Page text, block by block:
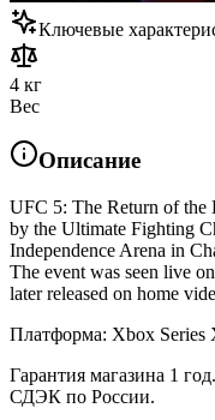
Ключевые
4 кг
Вес
Описание
UFC 5: The Return of the
by the Ultimate Fighting
Independence Arena in
The event was seen live
later released on home
Платформа: Xbox Series
Гарантия магазина 1
СДЭК по России.